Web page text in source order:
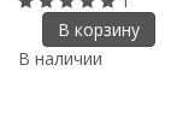
В корзину
В наличии